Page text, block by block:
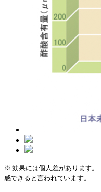
※ 効果には個人差があります。
感できると言われています。